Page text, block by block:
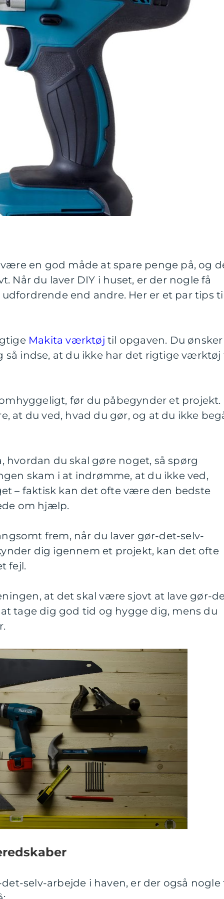
en god måde at spare penge på, og
Når du laver DIY i huset, er der nogle få
end andre. Her er et par tips
Makita værktøj til opgaven. Du ønsker
så indse, at du ikke har det rigtige værktøj
før du påbegynder et projekt.
at du ved, hvad du gør, og at du ikke
hvordan du skal gøre noget, så spørg
skam i at indrømme, at du ikke ved,
– faktisk kan det ofte være den bedste
om hjælp.
frem, når du laver gør-det-selv-
dig igennem et projekt, kan det ofte
fejl.
at det skal være sjovt at lave gør-
tage dig god tid og hygge dig, mens du
selv-arbejde i haven, er der også nogle